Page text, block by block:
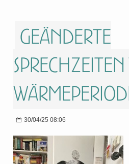
Geänderte
30/04/25 08:06